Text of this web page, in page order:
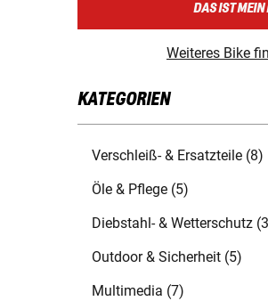
DAS IST MEIN
Weiteres Bike
KATEGORIEN
Verschleiß- & Ersatzteile (8)
Öle & Pflege (5)
Diebstahl- & Wetterschutz
Outdoor & Sicherheit (5)
Multimedia (7)